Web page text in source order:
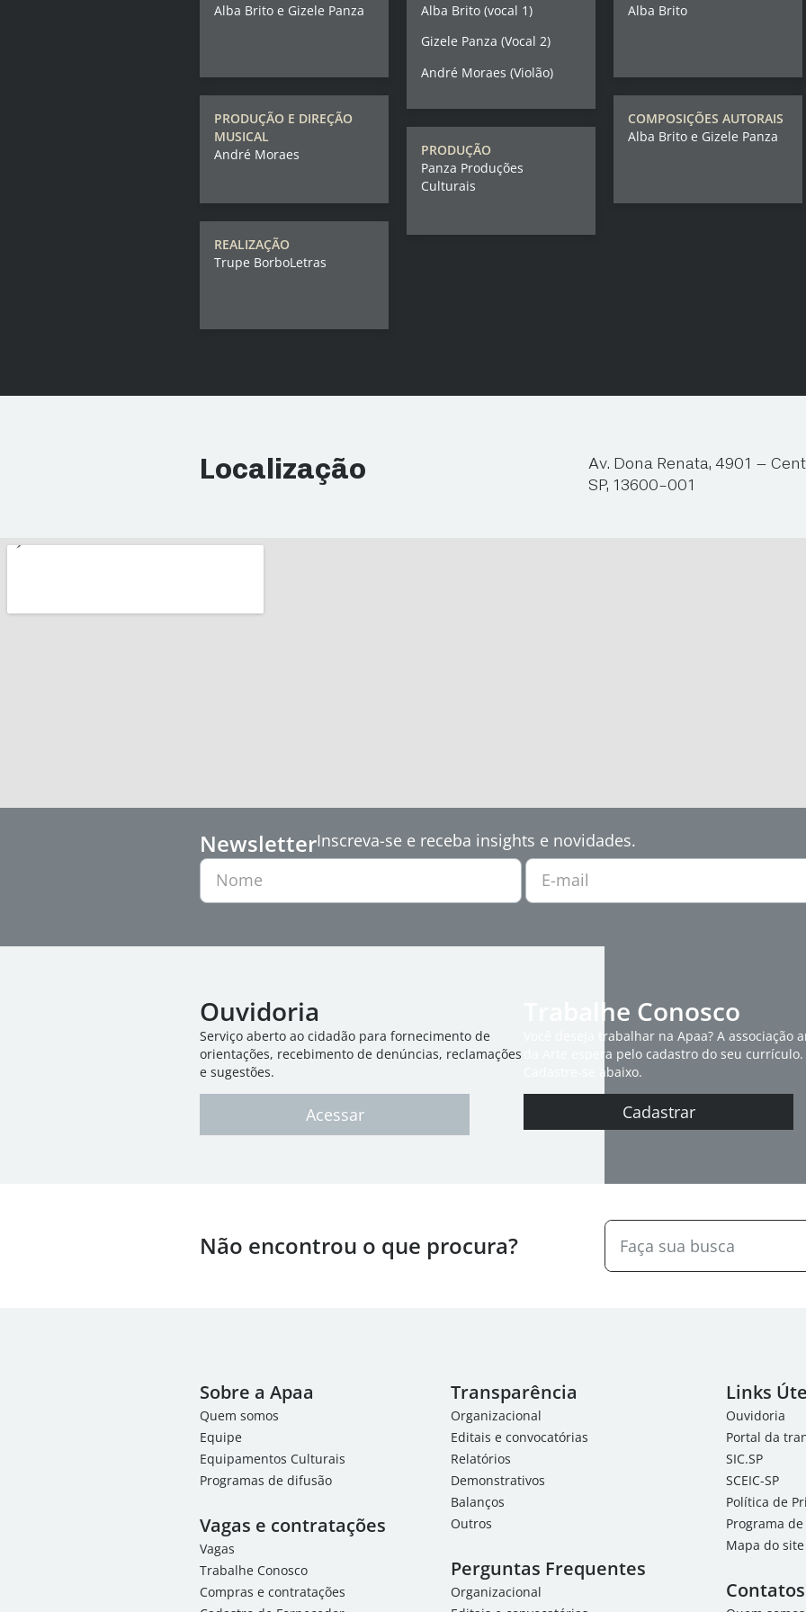
Alba Brito e Gizele Panza
Alba Brito (vocal 1)
Gizele Panza (Vocal 2)
André Moraes (Violão)
Alba Brito
PRODUÇÃO E DIREÇÃO
MUSICAL
André Moraes
COMPOSIÇÕES AUTORAIS
Alba Brito e Gizele Panza
PRODUÇÃO
Panza Produções
Culturais
REALIZAÇÃO
Trupe BorboLetras
Localização
Av. Dona Renata, 4901 –
SP, 13600-001
NewsletterInscreva-se e receba insights e novidades.
Nome
E-mail
Ouvidoria
Serviço aberto ao cidadão para fornecimento de
orientações, recebimento de denúncias, reclamações
e sugestões.
Acessar
Trabalhe Conosco
Você deseja trabalhar na Apaa? A associação
da Arte espera pelo cadastro do seu currículo.
Cadastre-se abaixo.
Cadastrar
Não encontrou o que procura?
Sobre a Apaa
Quem somos
Equipe
Equipamentos Culturais
Programas de difusão
Vagas e contratações
Vagas
Trabalhe Conosco
Compras e contratações
Transparência
Organizacional
Editais e convocatórias
Relatórios
Demonstrativos
Balanços
Outros
Perguntas Frequentes
Organizacional
Links
Ouvidoria
Portal da
SIC.SP
SCEIC-SP
Política de
Programa
Mapa do site
Contatos